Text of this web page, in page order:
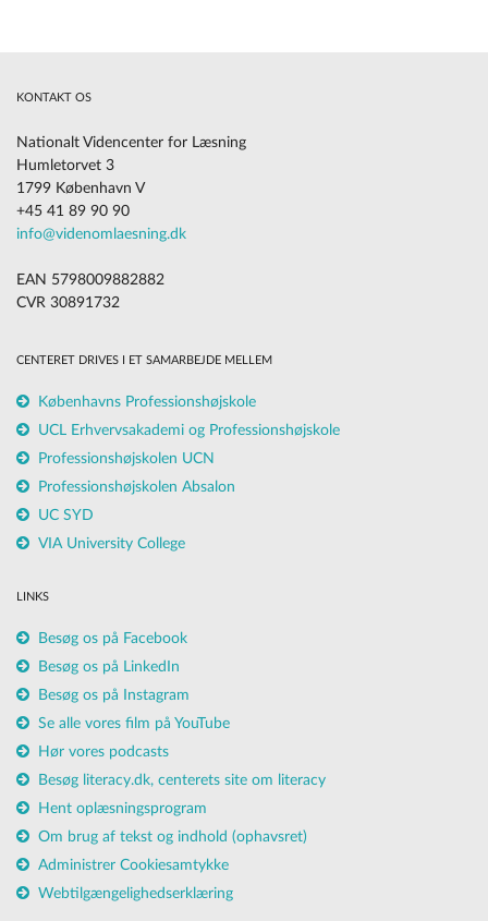
KONTAKT OS
Nationalt Videncenter for Læsning
Humletorvet 3
1799 København V
+45 41 89 90 90
info@videnomlaesning.dk
EAN 5798009882882
CVR 30891732
CENTERET DRIVES I ET SAMARBEJDE MELLEM
Københavns Professionshøjskole
UCL Erhvervsakademi og Professionshøjskole
Professionshøjskolen UCN
Professionshøjskolen Absalon
UC SYD
VIA University College
LINKS
Besøg os på Facebook
Besøg os på LinkedIn
Besøg os på Instagram
Se alle vores film på YouTube
Hør vores podcasts
Besøg literacy.dk, centerets site om literacy
Hent oplæsningsprogram
Om brug af tekst og indhold (ophavsret)
Administrer Cookiesamtykke
Webtilgængelighedserklæring